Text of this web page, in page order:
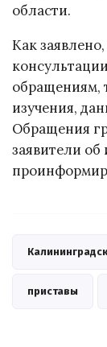
области.
Как
обращениям,
изучения,
Обращения
заявители об
приставы